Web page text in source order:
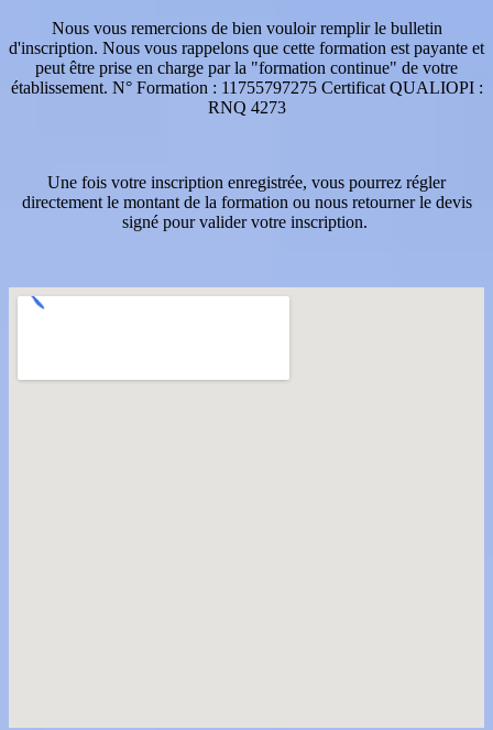
Nous vous remercions de bien vouloir remplir le bulletin
d'inscription. Nous vous rappelons que cette formation est payante et
peut être prise en charge par la "formation continue" de votre
établissement. N° Formation : 11755797275 Certificat QUALIOPI :
RNQ 4273
Une fois votre inscription enregistrée, vous pourrez régler
directement le montant de la formation ou nous retourner le devis
signé pour valider votre inscription.